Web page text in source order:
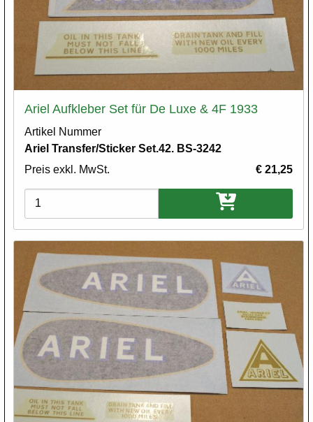
Ariel Aufkleber Set für De Luxe & 4F 1933
Artikel Nummer
Ariel Transfer/Sticker Set.42. BS-3242
Preis exkl. MwSt.
€ 21,25
Varianten